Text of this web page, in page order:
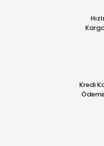
Kredi